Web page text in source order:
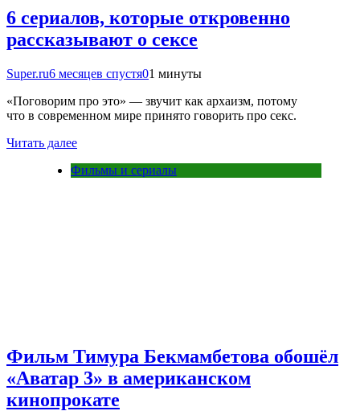
6 сериалов, которые откровенно
рассказывают о сексе
Super.ru6 месяцев спустя01 минуты
«Поговорим про это» — звучит как архаизм, потому
что в современном мире принято говорить про секс.
Читать далее
Фильмы и сериалы
Фильм Тимура Бекмамбетова обошёл
«Аватар 3» в американском
кинопрокате